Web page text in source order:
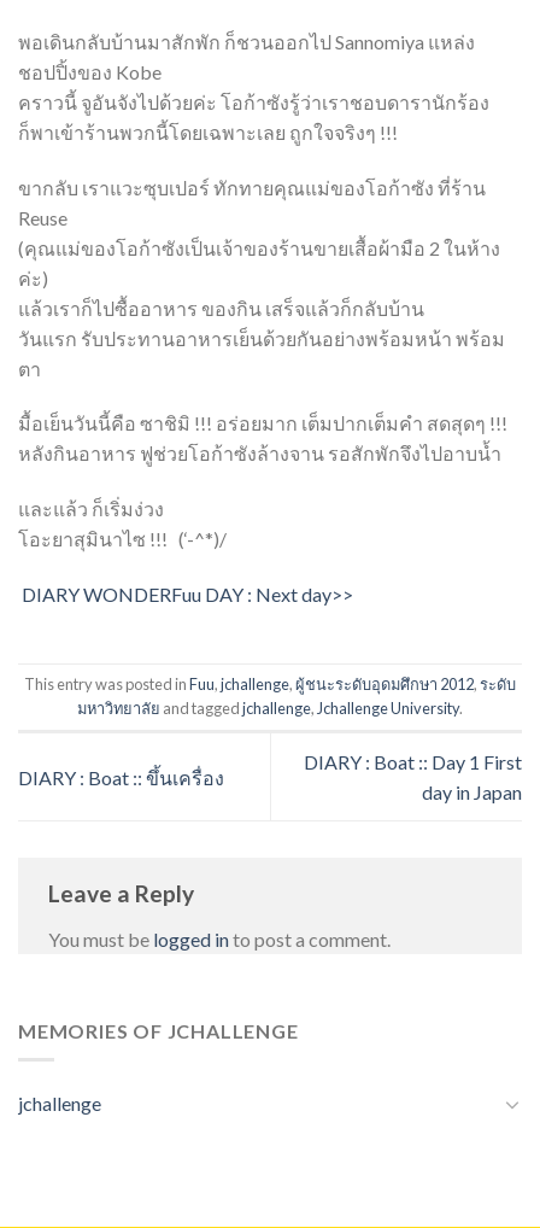
พอเดินกลับบ้านมาสักพัก ก็ชวนออกไป Sannomiya แหล่ง
ชอปปิ้งของ Kobe
คราวนี้ จูอันจังไปด้วยค่ะ โอก้าซังรู้ว่าเราชอบดารานักร้อง
ก็พาเข้าร้านพวกนี้โดยเฉพาะเลย ถูกใจจริงๆ !!!
ขากลับ เราแวะซุบเปอร์ ทักทายคุณแม่ของโอก้าซัง ที่ร้าน
Reuse
(คุณแม่ของโอก้าซังเป็นเจ้าของร้านขายเสื้อผ้ามือ 2 ในห้าง
ค่ะ)
แล้วเราก็ไปซื้ออาหาร ของกิน เสร็จแล้วก็กลับบ้าน
วันแรก รับประทานอาหารเย็นด้วยกันอย่างพร้อมหน้า พร้อม
ตา
มื้อเย็นวันนี้คือ ซาชิมิ !!! อร่อยมาก เต็มปากเต็มคำ สดสุดๆ !!!
หลังกินอาหาร ฟูช่วยโอก้าซังล้างจาน รอสักพักจึงไปอาบน้ำ
และแล้ว ก็เริ่มง่วง
โอะยาสุมินาไซ !!! (‘-^*)/
DIARY WONDERFuu DAY : Next day>>
This entry was posted inFuu,jchallenge,ผู้ชนะระดับอุดมศึกษา 2012,ระดับ
มหาวิทยาลัย and taggedjchallenge,Jchallenge University.
DIARY : Boat :: ขึ้นเครื่อง
DIARY : Boat :: Day 1 First
day in Japan
Leave a Reply
You must be logged into post a comment.
MEMORIES OF JCHALLENGE
jchallenge